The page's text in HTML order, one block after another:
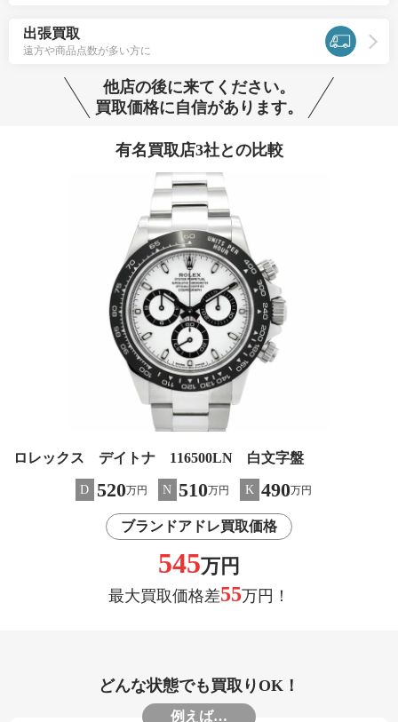
出張買取
遠方や商品点数が多い方に
他店の後に来てください。
買取価格に自信があります。
有名買取店3社との比較
ロレックス デイトナ 116500LN 白文字盤
D 520万円 N 510万円 K 490万円
ブランドアドレ買取価格
545万円
最大買取価格差55万円！
どんな状態でも買取りOK！
例えば…